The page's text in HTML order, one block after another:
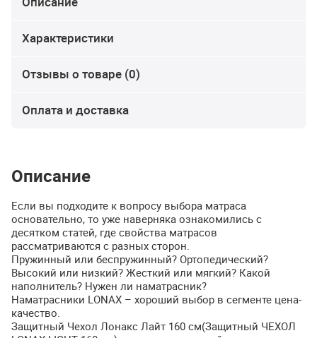
Характеристики
Отзывы о товаре (0)
Оплата и доставка
Описание
Если вы подходите к вопросу выбора матраса
основательно, то уже наверняка ознакомились с
десятком статей, где свойства матрасов
рассматриваются с разных сторон.
Пружинный или беспружинный? Ортопедический?
Высокий или низкий? Жесткий или мягкий? Какой
наполнитель? Нужен ли наматрасник?
Наматрасники LONAX – хороший выбор в сегменте цена-
качество.
Защитный Чехол Лонакс Лайт 160 см(Защитный ЧЕХОЛ